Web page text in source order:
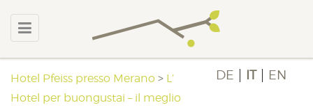
DE IT EN
Hotel Pfeiss presso Merano > L’
Hotel per buongustai – il meglio